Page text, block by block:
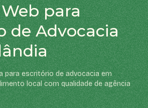
para
de Advocacia
para escritório de advocacia em
local com qualidade de agência